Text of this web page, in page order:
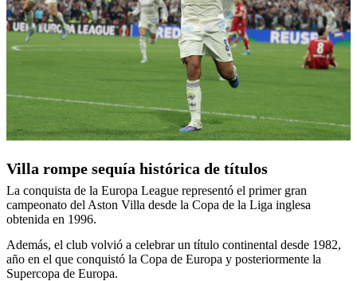
Villa rompe sequía histórica de títulos
La conquista de la Europa League representó el primer gran
campeonato del Aston Villa desde la Copa de la Liga inglesa
obtenida en 1996.
Además, el club volvió a celebrar un título continental desde 1982,
año en el que conquistó la Copa de Europa y posteriormente la
Supercopa de Europa.